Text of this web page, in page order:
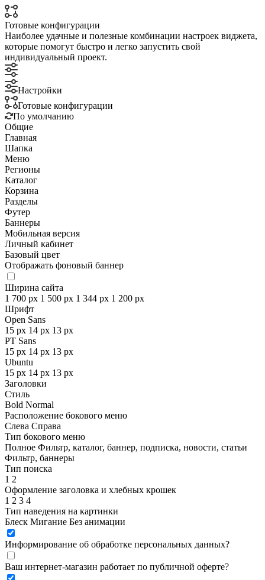
Готовые конфигурации
Наиболее удачные и полезные комбинации настроек виджета,
которые помогут быстро и легко запустить свой
индивидуальный проект.
Настройки
Готовые конфигурации
По умолчанию
Общие
Главная
Шапка
Меню
Регионы
Каталог
Корзина
Разделы
Футер
Баннеры
Мобильная версия
Личный кабинет
Базовый цвет
Отображать фоновый баннер
Ширина сайта
1 700 px 1 500 px 1 344 px 1 200 px
Шрифт
Open Sans
15 px 14 px 13 px
PT Sans
15 px 14 px 13 px
Ubuntu
15 px 14 px 13 px
Заголовки
Стиль
Bold Normal
Расположение бокового меню
Слева Справа
Тип бокового меню
Полное Фильтр, каталог, баннер, подписка, новости, статьи
Фильтр, баннеры
Тип поиска
1 2
Оформление заголовка и хлебных крошек
1 2 3 4
Тип наведения на картинки
Блеск Мигание Без анимации
Информирование об обработке персональных данных?
Ваш интернет-магазин работает по публичной оферте?